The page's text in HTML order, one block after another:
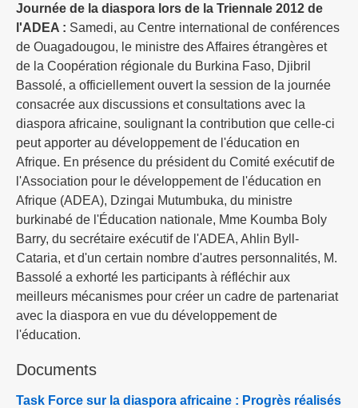
Journée de la diaspora lors de la Triennale 2012 de
l'ADEA : Samedi, au Centre international de conférences
de Ouagadougou, le ministre des Affaires étrangères et
de la Coopération régionale du Burkina Faso, Djibril
Bassolé, a officiellement ouvert la session de la journée
consacrée aux discussions et consultations avec la
diaspora africaine, soulignant la contribution que celle-ci
peut apporter au développement de l'éducation en
Afrique. En présence du président du Comité exécutif de
l'Association pour le développement de l'éducation en
Afrique (ADEA), Dzingai Mutumbuka, du ministre
burkinabé de l'Éducation nationale, Mme Koumba Boly
Barry, du secrétaire exécutif de l'ADEA, Ahlin Byll-
Cataria, et d'un certain nombre d'autres personnalités, M.
Bassolé a exhorté les participants à réfléchir aux
meilleurs mécanismes pour créer un cadre de partenariat
avec la diaspora en vue du développement de
l'éducation.
Documents
Task Force sur la diaspora africaine : Progrès réalisés